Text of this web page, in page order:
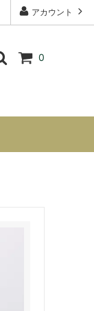
アカウント
0